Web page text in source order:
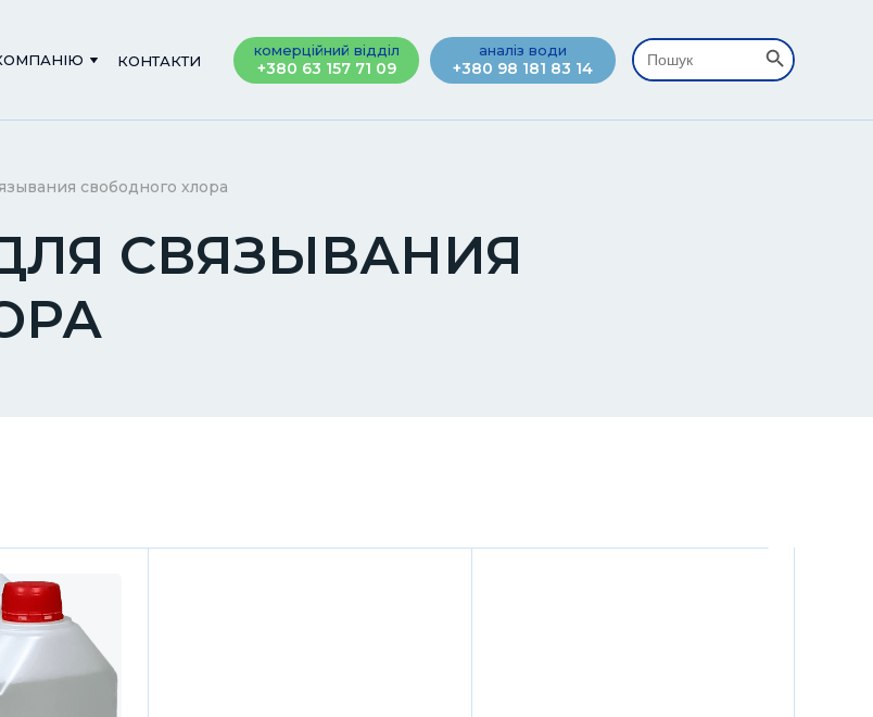
КОНТАКТИ
комерційний відділ
+380 63 157 71 09
аналіз води
+380 98 181 83 14
Search
for:
Search Button
свободного хлора
СВЯЗЫВАНИЯ